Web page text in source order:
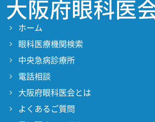
ホーム
眼科医療機関検索
中央急病診療所
電話相談
大阪府眼科医会とは
よくあるご質問